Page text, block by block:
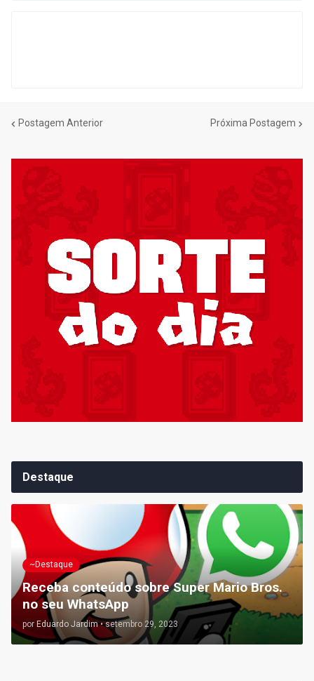
Postagem Anterior Próxima Postagem
Destaque
~Destaque
Receba conteúdo sobre Super Mario Bros.
no seu WhatsApp
por Eduardo Jardim • setembro 29, 2023